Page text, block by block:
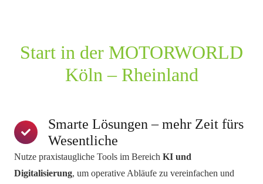
Start in der MOTORWORLD
Köln – Rheinland
Smarte Lösungen – mehr Zeit fürs
Wesentliche
Nutze praxistaugliche Tools im Bereich KI und
Digitalisierung, um operative Abläufe zu vereinfachen und